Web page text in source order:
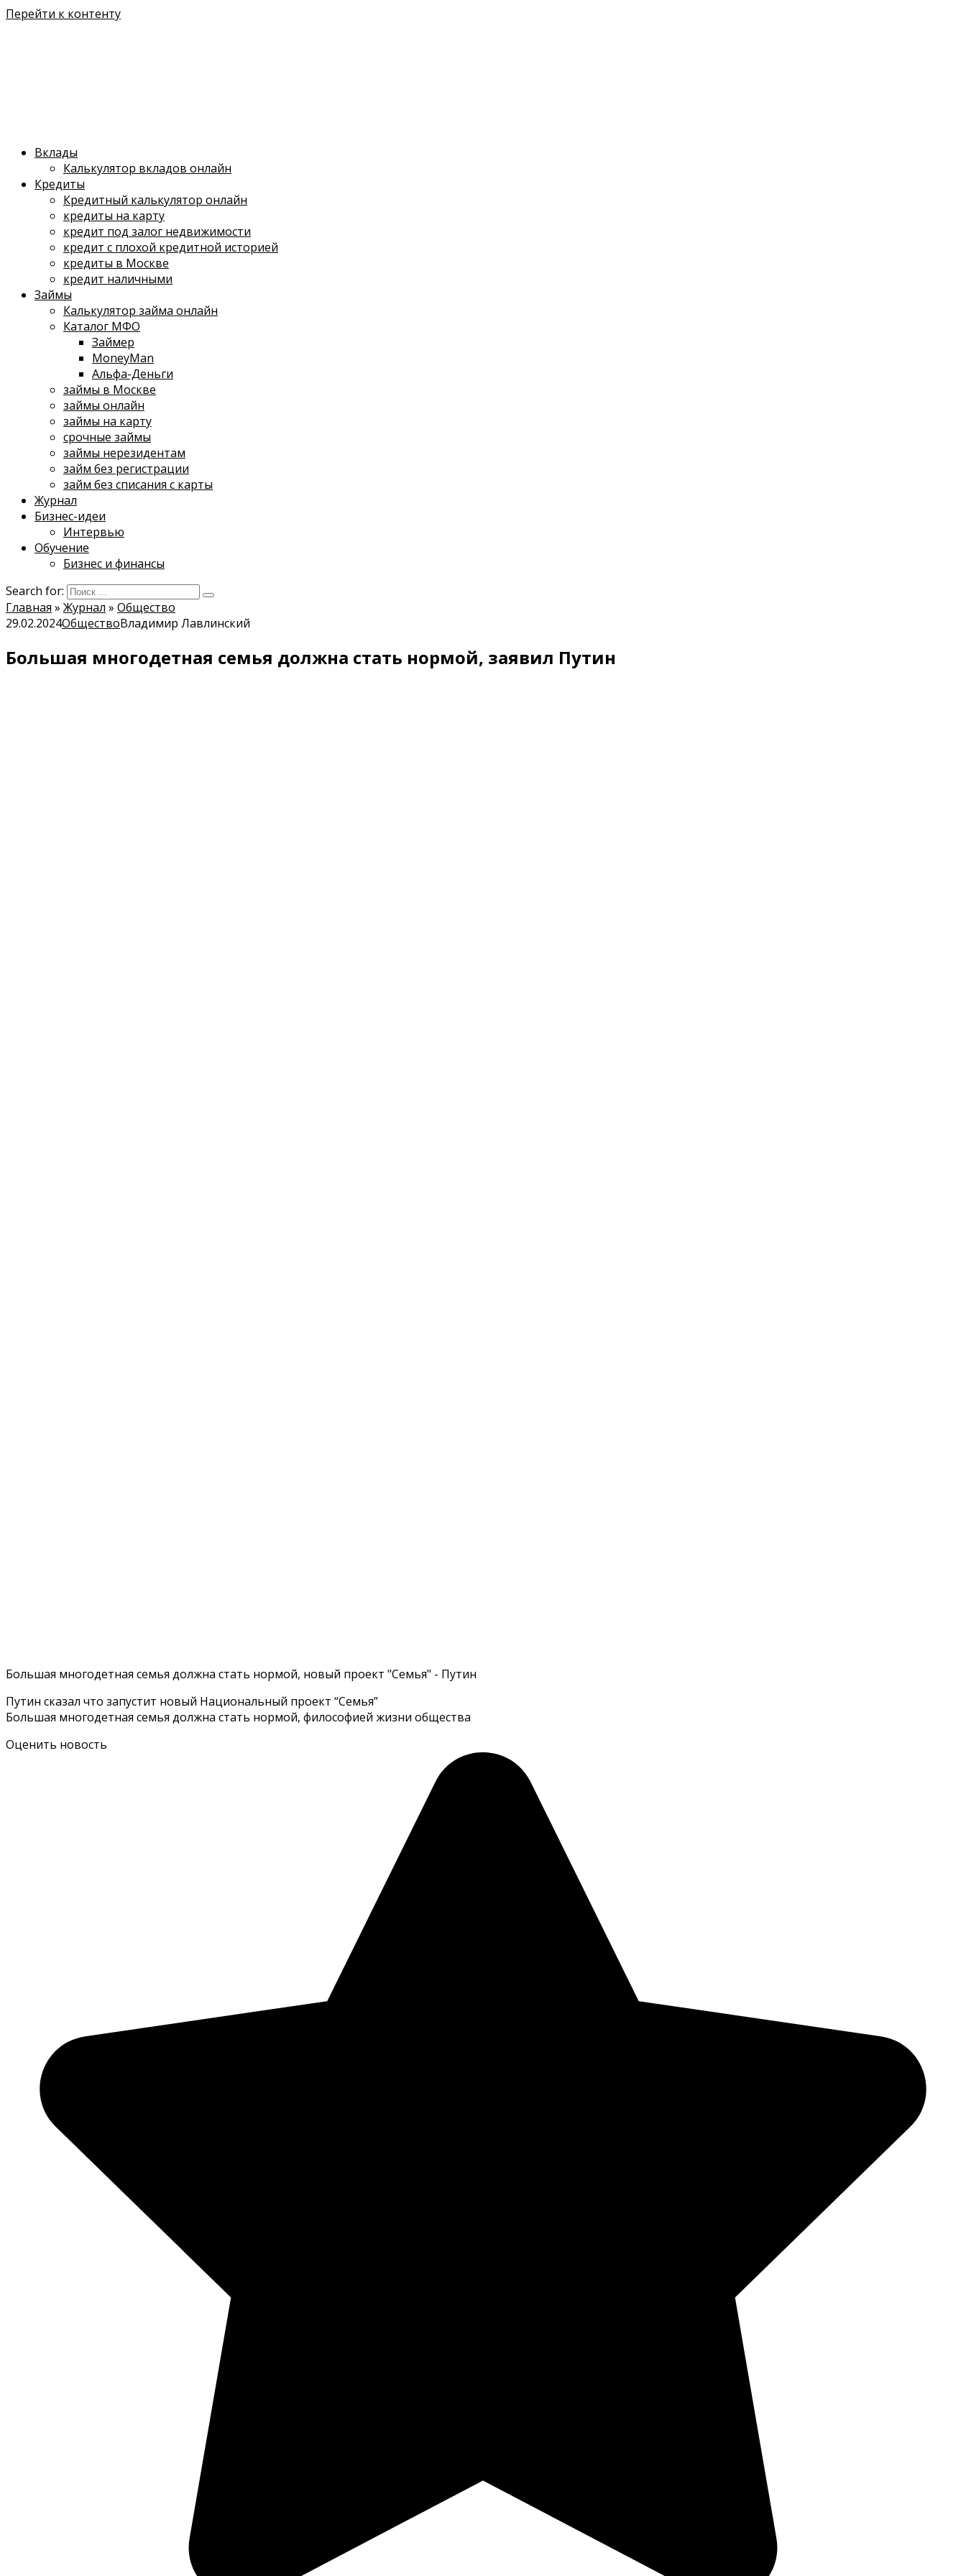
Перейти к контенту
Вклады
Калькулятор вкладов онлайн
Кредиты
Кредитный калькулятор онлайн
кредиты на карту
кредит под залог недвижимости
кредит с плохой кредитной историей
кредиты в Москве
кредит наличными
Займы
Калькулятор займа онлайн
Каталог МФО
Займер
MoneyMan
Альфа-Деньги
займы в Москве
займы онлайн
займы на карту
срочные займы
займы нерезидентам
займ без регистрации
займ без списания с карты
Журнал
Бизнес-идеи
Интервью
Обучение
Бизнес и финансы
Search for:
Главная » Журнал » Общество
29.02.2024ОбществоВладимир Лавлинский
Большая многодетная семья должна стать нормой, заявил Путин
Большая многодетная семья должна стать нормой, новый проект "Семья" - Путин
Путин сказал что запустит новый Национальный проект “Семья”
Большая многодетная семья должна стать нормой, философией жизни общества
Оценить новость